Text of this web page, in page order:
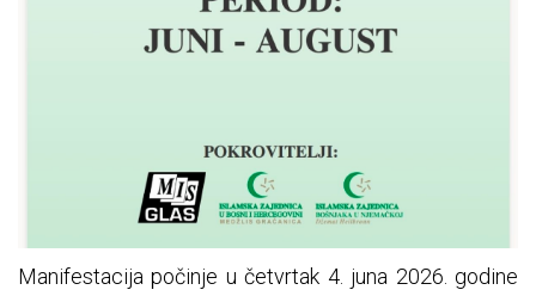
Manifestacija počinje u četvrtak 4. juna 2026. godine